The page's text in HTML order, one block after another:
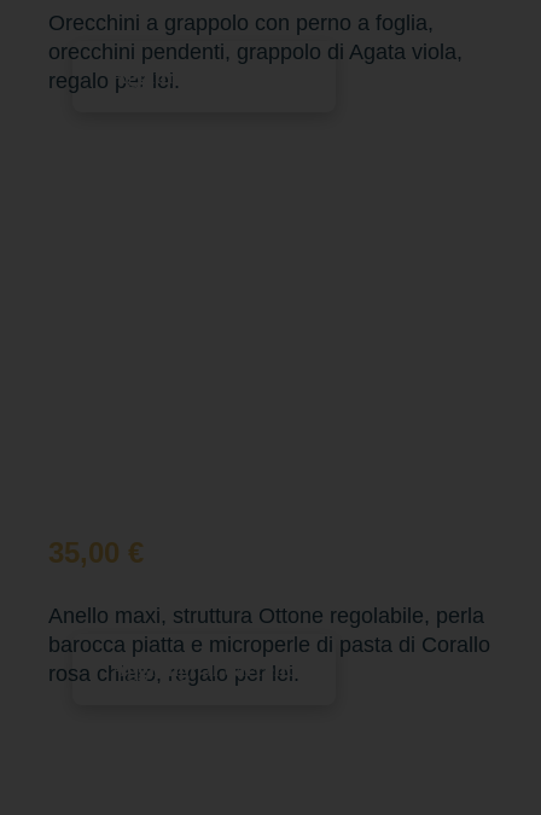
Orecchini a grappolo con perno a foglia,
orecchini pendenti, grappolo di Agata viola,
regalo per lei.Aggiungi al carrello
35,00 €
Anello maxi, struttura Ottone regolabile, perla
barocca piatta e microperle di pasta di Corallo
rosa chiaro, regalo per lei.
Aggiungi al carrello